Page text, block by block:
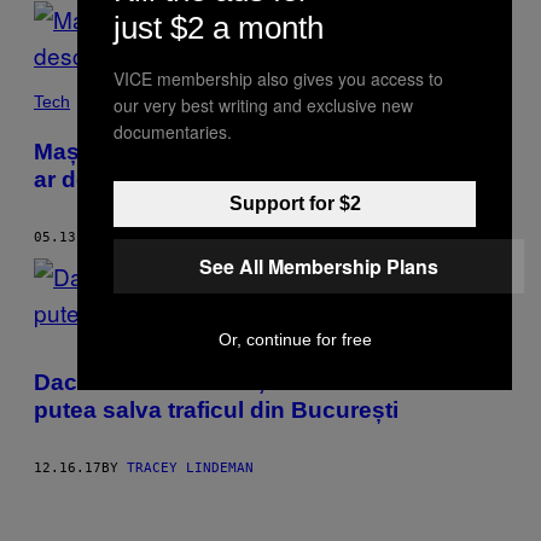
POSTS
BY
THIS
AUTHOR
Tech
Mașina care își găsește singură drumul s-
ar descurca și în România
05.13.18 BYTRACEY LINDEMAN
Dacă crezi în minuni, atunci chestia asta ar
putea salva traficul din București
12.16.17BY TRACEY LINDEMAN
just $2 a month
VICE membership also gives you access to
our very best writing and exclusive new
documentaries.
Support for $2
See All Membership Plans
Or, continue for free